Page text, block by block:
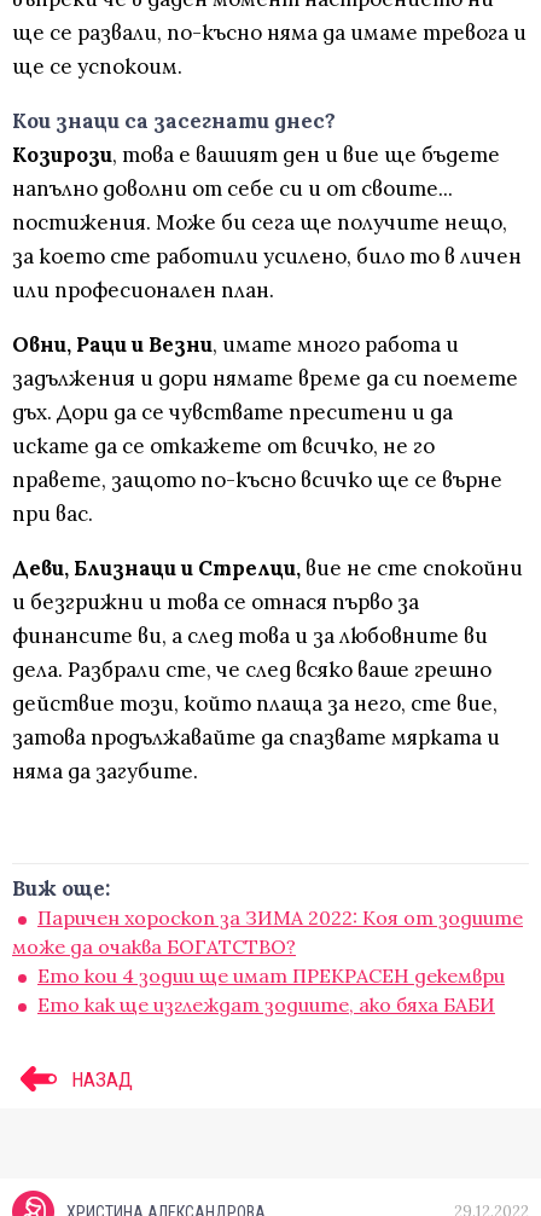
ще се развали, по-късно няма да имаме тревога и
ще се успокоим.
Кои знаци са засегнати днес?
Козирози, това е вашият ден и вие ще бъдете
напълно доволни от себе си и от своите...
постижения. Може би сега ще получите нещо,
за което сте работили усилено, било то в личен
или професионален план.
Овни, Раци и Везни, имате много работа и
задължения и дори нямате време да си поемете
дъх. Дори да се чувствате преситени и да
искате да се откажете от всичко, не го
правете, защото по-късно всичко ще се върне
при вас.
Деви, Близнаци и Стрелци, вие не сте спокойни
и безгрижни и това се отнася първо за
финансите ви, а след това и за любовните ви
дела. Разбрали сте, че след всяко ваше грешно
действие този, който плаща за него, сте вие,
затова продължавайте да спазвате мярката и
няма да загубите.
Виж още:
Паричен хороскоп за ЗИМА 2022: Коя от зодиите
може да очаква БОГАТСТВО?
Ето кои 4 зодии ще имат ПРЕКРАСЕН декември
Ето как ще изглеждат зодиите, ако бяха БАБИ
НАЗАД
ХРИСТИНА АЛЕКСАНДРОВА 29.12.2022